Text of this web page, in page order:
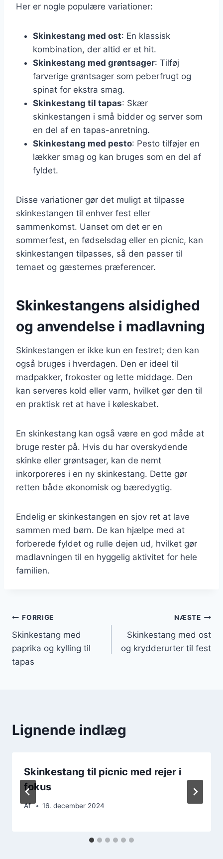
Her er nogle populære variationer:
Skinkestang med ost: En klassisk
kombination, der altid er et hit.
Skinkestang med grøntsager: Tilføj
farverige grøntsager som peberfrugt og
spinat for ekstra smag.
Skinkestang til tapas: Skær
skinkestangen i små bidder og server som
en del af en tapas-anretning.
Skinkestang med pesto: Pesto tilføjer en
lækker smag og kan bruges som en del af
fyldet.
Disse variationer gør det muligt at tilpasse
skinkestangen til enhver fest eller
sammenkomst. Uanset om det er en
sommerfest, en fødselsdag eller en picnic, kan
skinkestangen tilpasses, så den passer til
temaet og gæsternes præferencer.
Skinkestangens alsidighed
og anvendelse i madlavning
Skinkestangen er ikke kun en festret; den kan
også bruges i hverdagen. Den er ideel til
madpakker, frokoster og lette middage. Den
kan serveres kold eller varm, hvilket gør den til
en praktisk ret at have i køleskabet.
En skinkestang kan også være en god måde at
bruge rester på. Hvis du har overskydende
skinke eller grøntsager, kan de nemt
inkorporeres i en ny skinkestang. Dette gør
retten både økonomisk og bæredygtig.
Endelig er skinkestangen en sjov ret at lave
sammen med børn. De kan hjælpe med at
forberede fyldet og rulle dejen ud, hvilket gør
madlavningen til en hyggelig aktivitet for hele
familien.
Indlægsnavigation
FORRIGE
Skinkestang med
paprika og kylling til
tapas
NÆSTE
Skinkestang med ost
og krydderurter til fest
Lignende indlæg
Skinkestang til picnic med rejer i
fokus
Af 16. december 2024